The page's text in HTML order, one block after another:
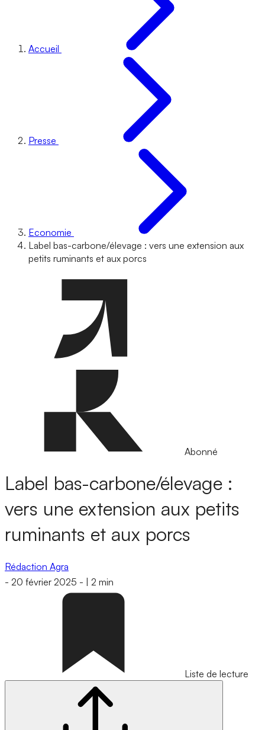
Accueil
Presse
Economie
Label bas-carbone/élevage : vers une extension aux
petits ruminants et aux porcs
Abonné
Label bas-carbone/élevage :
vers une extension aux petits
ruminants et aux porcs
Rédaction Agra
- 20 février 2025 - 2 min
Liste de lecture